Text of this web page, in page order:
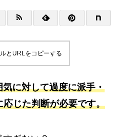
とURLをコピーする
に対して過度に派手・
じた判断が必要です。